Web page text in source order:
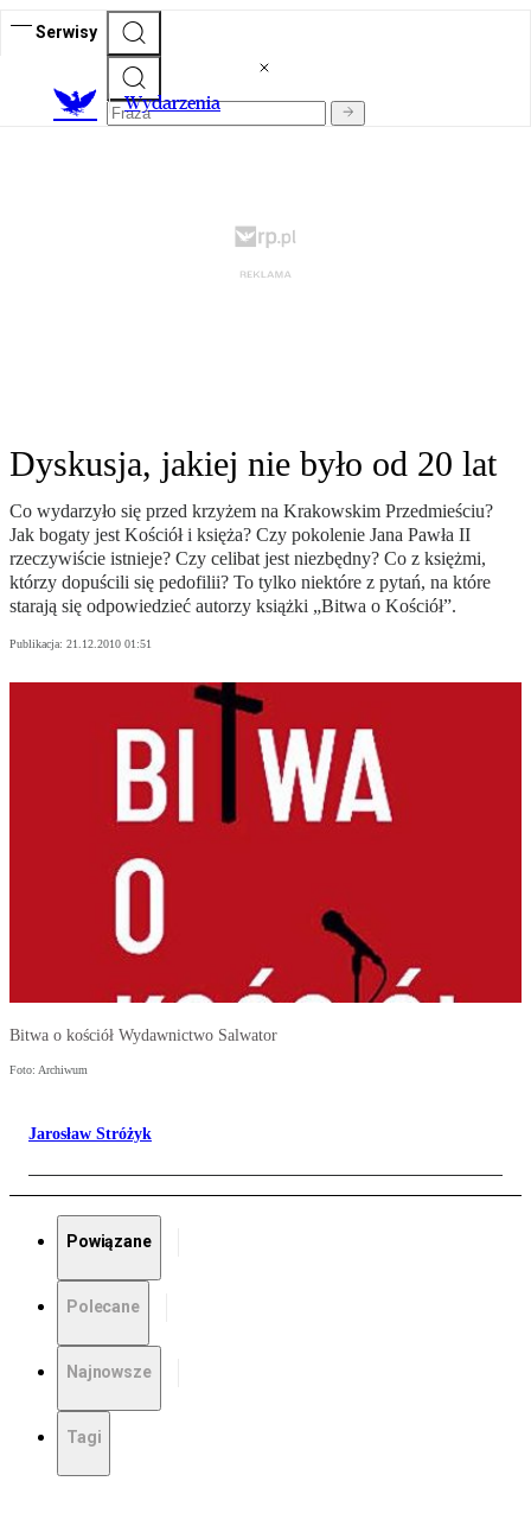
Serwisy
Wydarzenia
Dyskusja, jakiej nie było od 20 lat
Co wydarzyło się przed krzyżem na Krakowskim Przedmieściu?
Jak bogaty jest Kościół i księża? Czy pokolenie Jana Pawła II
rzeczywiście istnieje? Czy celibat jest niezbędny? Co z księżmi,
którzy dopuścili się pedofilii? To tylko niektóre z pytań, na które
starają się odpowiedzieć autorzy książki „Bitwa o Kościół”.
Publikacja: 21.12.2010 01:51
Bitwa o kościół Wydawnictwo Salwator
Foto: Archiwum
Jarosław Stróżyk
Powiązane
Polecane
Najnowsze
Tagi